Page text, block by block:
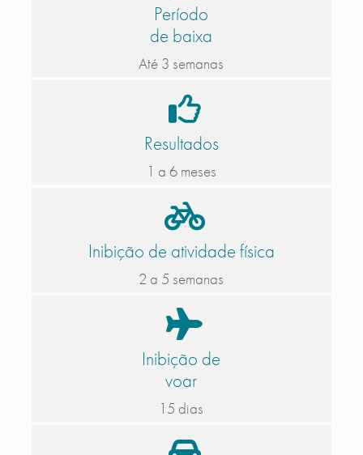
Período
de baixa
Até 3 semanas
Resultados
1 a 6 meses
Inibição de atividade física
2 a 5 semanas
Inibição de
voar
15 dias